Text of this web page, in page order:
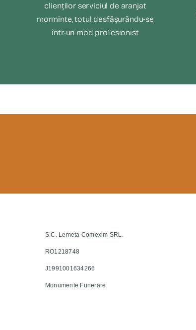
clienților serviciul de aranjat
morminte, totul desfășurându-se
într-un mod profesionist
S.C. Lemeta Comexim SRL.
RO1218748
J1991001634266
Monumente Funerare